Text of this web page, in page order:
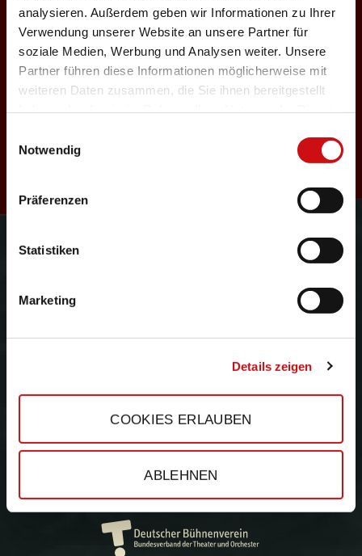
analysieren. Außerdem geben wir Informationen zu Ihrer
Verwendung unserer Website an unsere Partner für
soziale Medien, Werbung und Analysen weiter. Unsere
Partner führen diese Informationen möglicherweise mit
weiteren Daten zusammen, die Sie ihnen bereitgestellt
Notwendig
Präferenzen
Statistiken
Marketing
Details zeigen
COOKIES ERLAUBEN
ABLEHNEN
n
R
e
s
e
Veranstaltungsmonat